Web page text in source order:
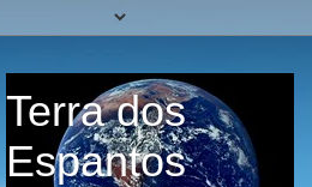
Terra dos
Espantos